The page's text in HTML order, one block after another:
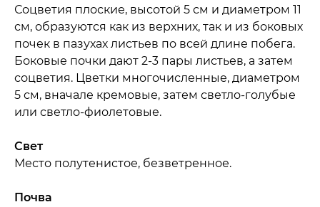
Соцветия плоские, высотой 5 см и диаметром 11
см, образуются как из верхних, так и из боковых
почек в пазухах листьев по всей длине побега.
Боковые почки дают 2-3 пары листьев, а затем
соцветия. Цветки многочисленные, диаметром
5 см, вначале кремовые, затем светло-голубые
или светло-фиолетовые.
Свет
Место полутенистое, безветренное.
Почва